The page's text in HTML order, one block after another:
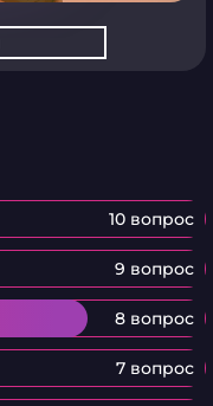
10 вопрос
9 вопрос
8 вопрос
7 вопрос